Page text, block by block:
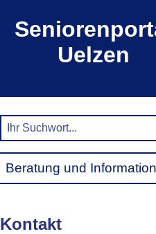
Uelzen
Beratung und Information
Kontakt